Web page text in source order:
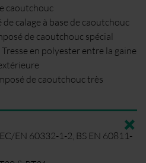
caoutchouc
de calage à base de caoutchouc
de caoutchouc spécial
Tresse en polyester entre la gaine
de caoutchouc très
EN 60332-1-2, BS EN 60811-